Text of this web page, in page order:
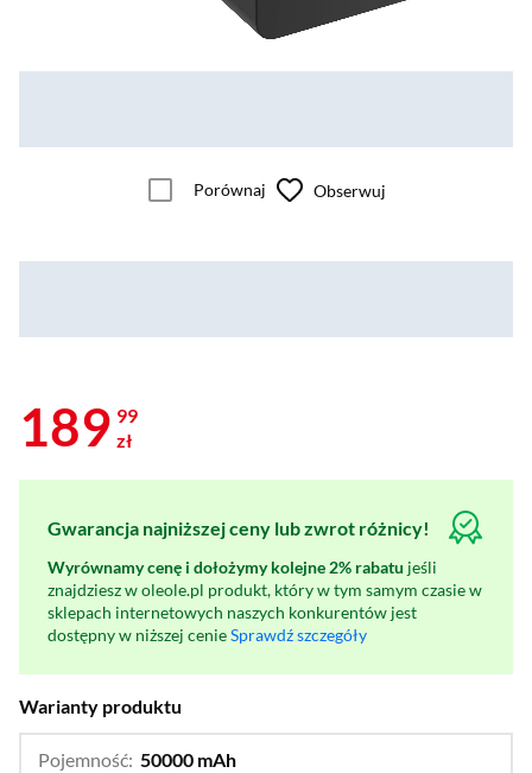
Porównaj Obserwuj
189 99
zł
Gwarancja najniższej ceny lub zwrot różnicy!
Wyrównamy cenę i dołożymy kolejne 2% rabatu jeśli
znajdziesz w oleole.pl produkt, który w tym samym czasie w
sklepach internetowych naszych konkurentów jest
dostępny w niższej cenieSprawdź szczegóły
Warianty produktu
Pojemność: 50000 mAh